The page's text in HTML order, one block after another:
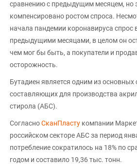
сравнению с предыдущим месяцем, но
компенсировано ростом спроса.
начала пандемии коронавируса спрос
предыдущими месяцами, в целом он
чем мог бы быть, а покупатели и
осторожность.
Бутадиен является одним из
составляющих для производства
стирола (АБС).
СогласноСканПласту компании
российском секторе АБС за период
потребление сократилось на 18% по
годом и составило 19,36 тыс. тонн.